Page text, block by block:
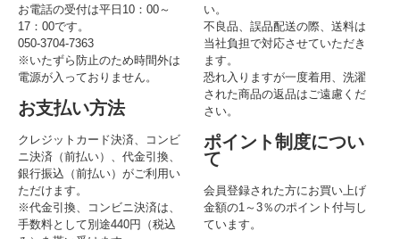
お電話の受付は平日10：00～
17：00です。
050-3704-7363
※いたずら防止のため時間外は
電源が入っておりません。
お支払い方法
クレジットカード決済、コンビ
ニ決済（前払い）、代金引換、
銀行振込（前払い）がご利用い
ただけます。
※代金引換、コンビニ決済は、
手数料として別途440円（税込
い。
不良品、誤品配送の際、送料は
当社負担で対応させていただき
ます。
恐れ入りますが一度着用、洗濯
された商品の返品はご遠慮くだ
さい。
ポイント制度につい
て
会員登録された方にお買い上げ
金額の1～3％のポイント付与し
ています。